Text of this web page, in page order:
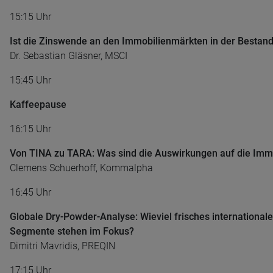
15:15 Uhr
Ist die Zinswende an den Immobilienmärkten in der
Dr. Sebastian Gläsner, MSCI
15:45 Uhr
Kaffeepause
16:15 Uhr
Von TINA zu TARA: Was sind die Auswirkungen auf die
Clemens Schuerhoff, Kommalpha
16:45 Uhr
Globale Dry-Powder-Analyse: Wieviel frisches
Segmente stehen im Fokus?
Dimitri Mavridis, PREQIN
17:15 Uhr